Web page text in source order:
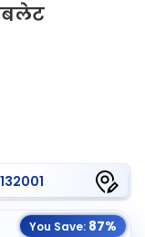
You Save: 87%